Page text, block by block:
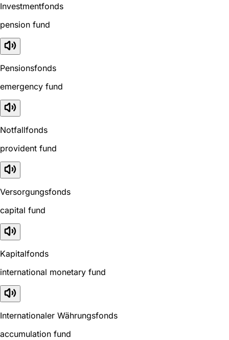
Investmentfonds
pension fund
Pensionsfonds
emergency fund
Notfallfonds
provident fund
Versorgungsfonds
capital fund
Kapitalfonds
international monetary fund
Internationaler Währungsfonds
accumulation fund